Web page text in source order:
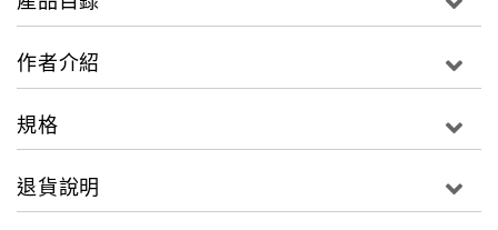
常能跟人類的潛在意識互相呼應，而且潛匿於人心深處
心。 一則笑話是否成功，端看它是否能觸動人們內心的
― 一則笑話的成功與否？乃在聽者的耳朵，而非在說者
黑色幽默。
不過，黑色幽默並非現代的產物，它的歷史相當悠久，
作者介紹
規格
退貨說明